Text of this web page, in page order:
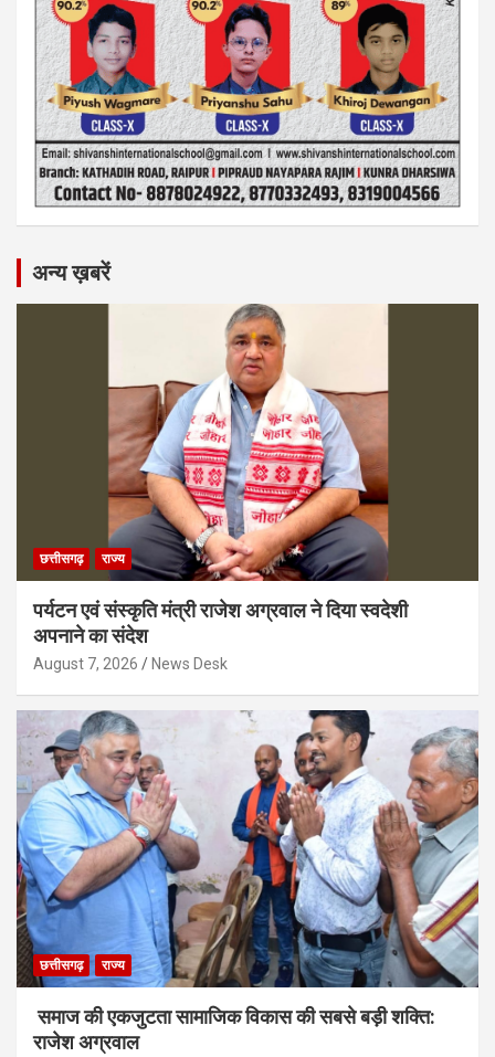
अन्य ख़बरें
छत्तीसगढ़ राज्य
पर्यटन एवं संस्कृति मंत्री राजेश अग्रवाल ने दिया स्वदेशी
अपनाने का संदेश
August 7, 2026 News Desk
छत्तीसगढ़ राज्य
समाज की एकजुटता सामाजिक विकास की सबसे बड़ी शक्ति:
राजेश अग्रवाल